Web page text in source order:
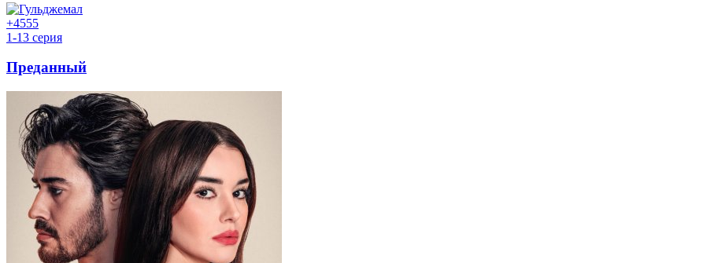
+4555
1-13 серия
Преданный